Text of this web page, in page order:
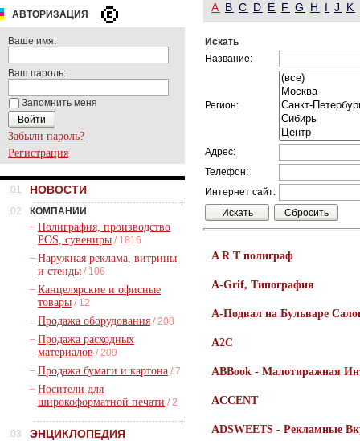
АВТОРИЗАЦИЯ
Ваше имя:
Ваш пароль:
Запомнить меня
Забыли пароль?
Регистрация
.01 НОВОСТИ
.02
КОМПАНИИ
– Полиграфия, производство
POS, сувениры / 1816
– Наружная реклама, витрины
и стенды / 106
– Канцелярские и офисные
товары / 12
– Продажа оборудования / 208
– Продажа расходных
материалов / 209
– Продажа бумаги и картона / 7
– Носители для
широкоформатной печати / 2
.03 ЭНЦИКЛОПЕДИЯ
A B C D E F G H I J K
Искать
Название:
Регион:
Адрес:
Телефон:
Интернет сайт:
A R T полиграф
A-Grif, Типография
A-Подвал на Бульваре
A2C
ABBook - Малотиражная
ACCENT
ADSWEETS - Рекламные